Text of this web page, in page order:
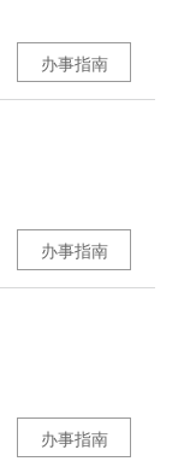
办事指南
办事指南
办事指南